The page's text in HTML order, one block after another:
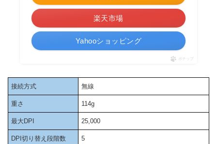
楽天市場
Yahooショッピング
ポチップ
接続方式 無線
重さ 114g
最大DPI 25,000
DPI切り替え段階数 5